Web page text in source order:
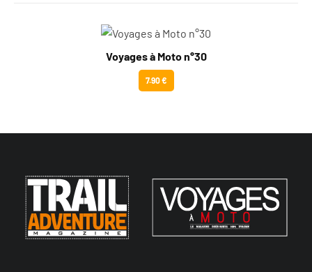
Voyages à Moto n°30
7.90 €